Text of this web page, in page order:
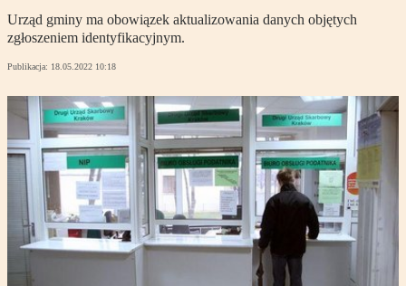
Urząd gminy ma obowiązek aktualizowania danych objętych
zgłoszeniem identyfikacyjnym.
Publikacja: 18.05.2022 10:18